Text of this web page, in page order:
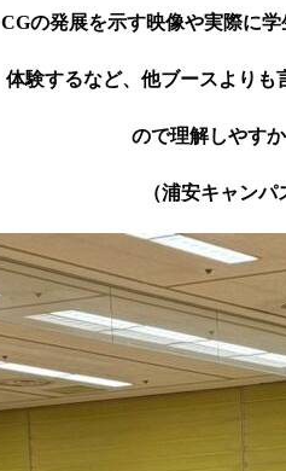
CGの発展を示す映像や実際に
体験するなど、他ブースよりも
ので理解しやすか
（浦安キャンパ